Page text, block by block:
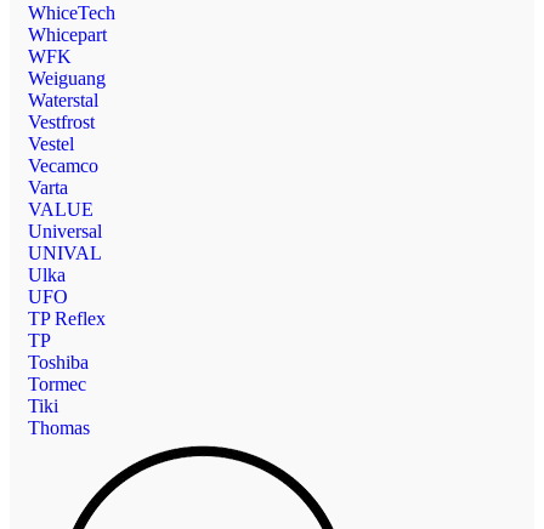
WhiceTech
Whicepart
WFK
Weiguang
Waterstal
Vestfrost
Vestel
Vecamco
Varta
VALUE
Universal
UNIVAL
Ulka
UFO
TP Reflex
TP
Toshiba
Tormec
Tiki
Thomas